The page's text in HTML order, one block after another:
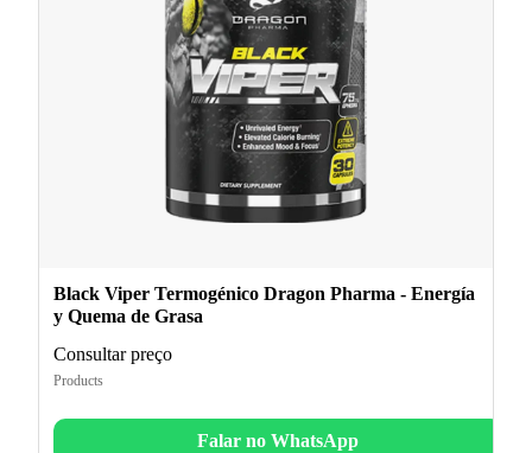
Black Viper Termogénico Dragon Pharma - Energía
y Quema de Grasa
Consultar preço
Products
Falar no WhatsApp